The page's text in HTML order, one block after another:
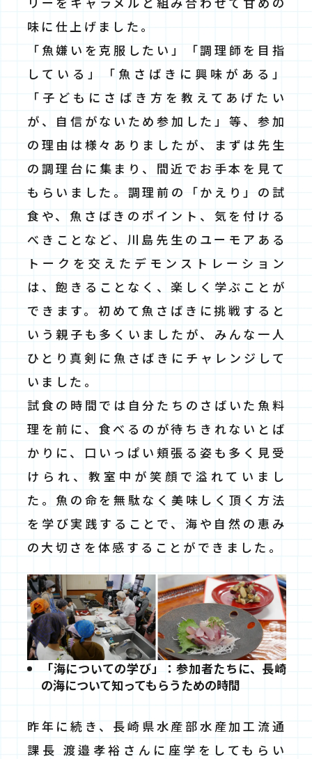
味に仕上げました。
「魚嫌いを克服したい」「調理師を目指
している」「魚さばきに興味がある」
「子どもにさばき方を教えてあげたい
が、自信がないため参加した」等、参加
の理由は様々ありましたが、まずは先生
の調理台に集まり、間近でお手本を見て
もらいました。調理前の「かえり」の試
食や、魚さばきのポイント、気を付ける
べきことなど、川島先生のユーモアある
トークを交えたデモンストレーション
は、飽きることなく、楽しく学ぶことが
できます。初めて魚さばきに挑戦すると
いう親子も多くいましたが、みんな一人
ひとり真剣に魚さばきにチャレンジして
いました。
試食の時間では自分たちのさばいた魚料
理を前に、食べるのが待ちきれないとば
かりに、口いっぱい頬張る姿も多く見受
けられ、教室中が笑顔で溢れていまし
た。魚の命を無駄なく美味しく頂く方法
を学び実践することで、海や自然の恵み
の大切さを体感することができました。
「海についての学び」：参加者たちに、長崎
の海について知ってもらうための時間
昨年に続き、長崎県水産部水産加工流通
課長 渡邉孝裕さんに座学をしてもらい